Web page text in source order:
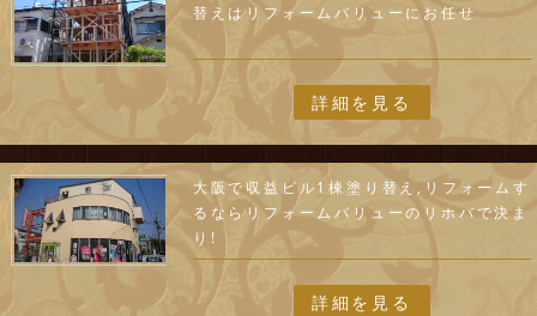
替えはリフォームバリューにお任せ
詳細を見る
大阪で収益ビル1棟塗り替え,リフォームす
るならリフォームバリューのリホバで決ま
り!
詳細を見る